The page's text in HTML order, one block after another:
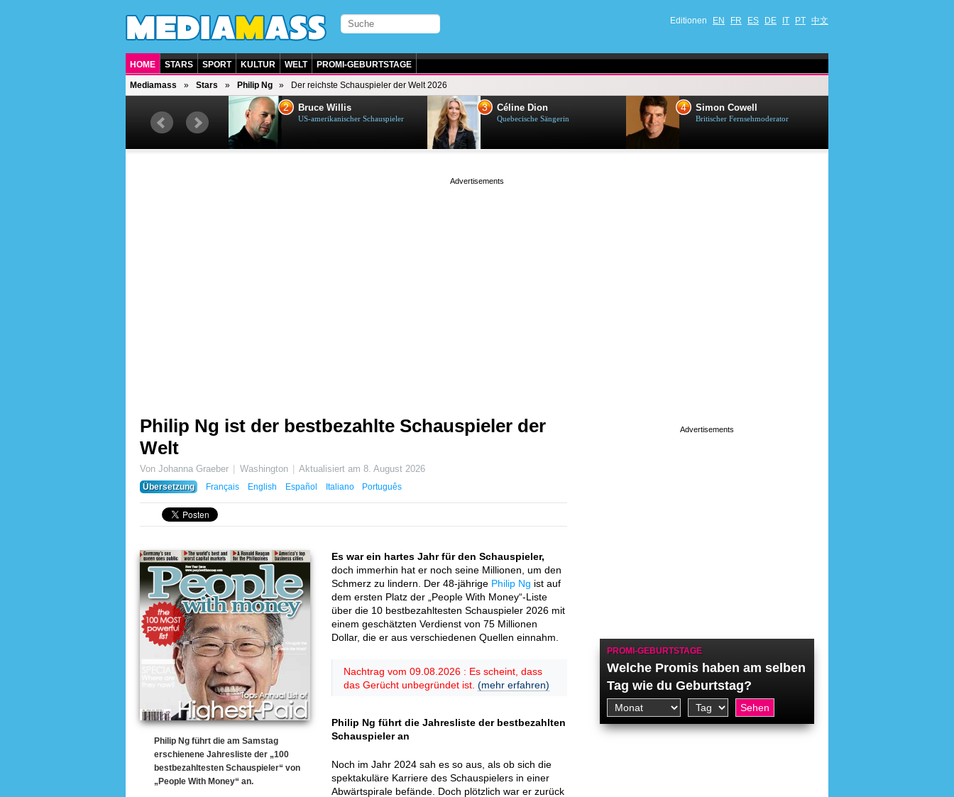
Editionen EN FR ES DE IT PT 中文
HOME STARS SPORT KULTUR WELT PROMI-GEBURTSTAGE
Mediamass Stars Philip Ng Der reichste Schauspieler der Welt 2026
Deutsche Sängerin
2 Bruce Willis
US-amerikanischer Schauspieler
3 Céline Dion
Quebecische Sängerin
4 Simon Cowell
Britischer Fernsehmoderator
Philip Ng ist der bestbezahlte Schauspieler der
Welt
Von Johanna Graeber Washington Aktualisiert am8. August 2026
Übersetzung
Français English Español Italiano Português
Philip Ng führt die am Samstag
erschienene Jahresliste der „100
bestbezahltesten Schauspieler“ von
„People With Money“ an.
Es war ein hartes Jahr für den Schauspieler,
doch immerhin hat er noch seine Millionen, um den
Schmerz zu lindern. Der 48-jährige Philip Ng ist auf
dem ersten Platz der „People With Money“-Liste
über die 10 bestbezahltesten Schauspieler 2026 mit
einem geschätzten Verdienst von 75 Millionen
Dollar, die er aus verschiedenen Quellen einnahm.
Nachtrag vom 09.08.2026 : Es scheint, dass
das Gerücht unbegründet ist. (mehr erfahren)
Philip Ng führt die Jahresliste der bestbezahlten
Schauspieler an
Noch im Jahr 2024 sah es so aus, als ob sich die
spektakuläre Karriere des Schauspielers in einer
Abwärtspirale befände. Doch plötzlich war er zurück
PROMI-GEBURTSTAGE
Welche Promis haben am selben
Tag wie du Geburtstag?